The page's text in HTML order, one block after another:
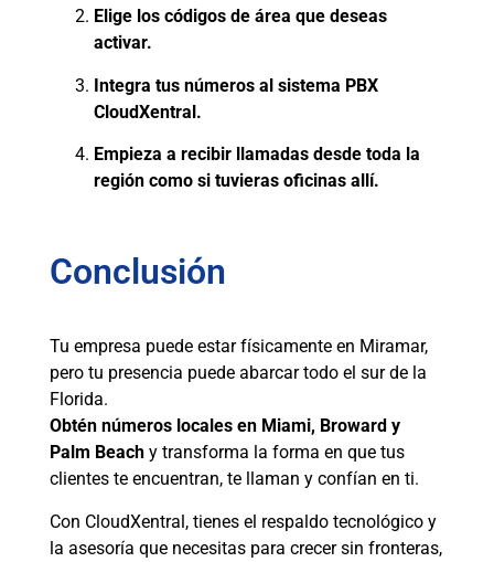
Elige los códigos de área que deseas
activar.
Integra tus números al sistema PBX
CloudXentral.
Empieza a recibir llamadas desde toda la
región como si tuvieras oficinas allí.
Conclusión
Tu empresa puede estar físicamente en Miramar,
pero tu presencia puede abarcar todo el sur de la
Florida.
Obtén números locales en Miami, Broward y
Palm Beach y transforma la forma en que tus
clientes te encuentran, te llaman y confían en ti.
Con CloudXentral, tienes el respaldo tecnológico y
la asesoría que necesitas para crecer sin fronteras,